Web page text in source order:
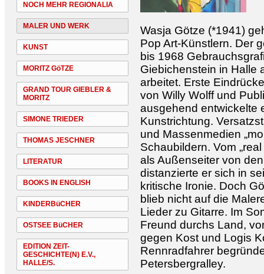
NOCH MEHR REGIONALIA
MALER UND WERK
KUNST
MORITZ GöTZE
GRAND TOUR GIEBLER &
MORITZ
SIMONE TRIEDER
THOMAS JESCHNER
LITERATUR
BOOKS IN ENGLISH
KINDERBüCHER
OSTSEE BüCHER
EDITION ZEIT-
GESCHICHTE(N) E.V.,
HALLE/S.
Wasja Götze (*1941)
Pop Art-Künstlern. Der
bis 1968
Giebichenstein in Halle
arbeitet. Erste
von Willy Wolff und
ausgehend entwickelte
Kunstrichtung.
und Massenmedien
Schaubildern. Vom
als Außenseiter von
distanzierte er sich in
kritische Ironie. Doch
blieb nicht auf die
Lieder zu Gitarre. Im
Freund durchs Land,
gegen Kost und Logis
Rennradfahrer
Petersbergralley.